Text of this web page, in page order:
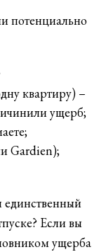
потенциально
квартиру) –
ущерб;
Gardien);
единственный
Если вы
ущерба